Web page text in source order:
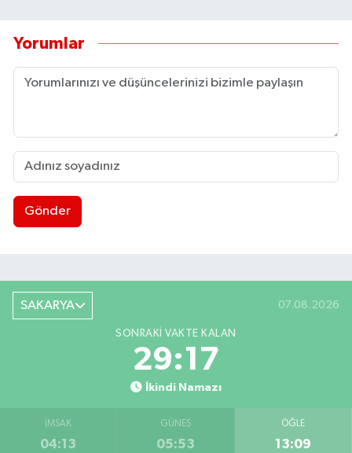
Yorumlar
Gönder
SAKARYA 07.08.2026
SONRAKI VAKTE KALAN
29:17
İkindi Namazı
İMSAK
04:13
GÜNEŞ
05:53
ÖĞLE
13:09